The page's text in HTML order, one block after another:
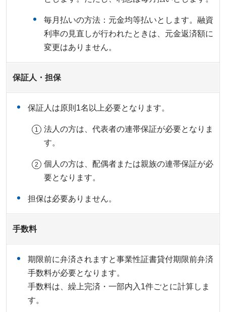
毎月払いの方法：元金均等払いとします。融資
利率の見直しが行われたときは、元金返済額に
変更はありません。
保証人・担保
保証人は原則1名以上必要となります。
法人の方は、代表者の連帯保証が必要となりま
す。
個人の方は、配偶者または親族の連帯保証が必
要となります。
担保は必要ありません。
手数料
期限前に弁済されますと事業性証書貸付期限前弁済
手数料が必要となります。
手数料は、繰上完済・一部内入1件ごとに計算しま
す。